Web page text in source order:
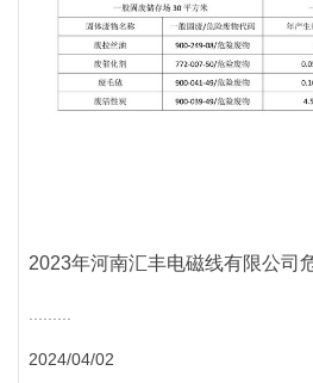
2023年河南汇丰电磁线有限公司
2024/04/02